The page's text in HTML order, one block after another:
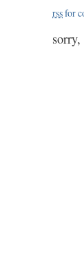
rssfor